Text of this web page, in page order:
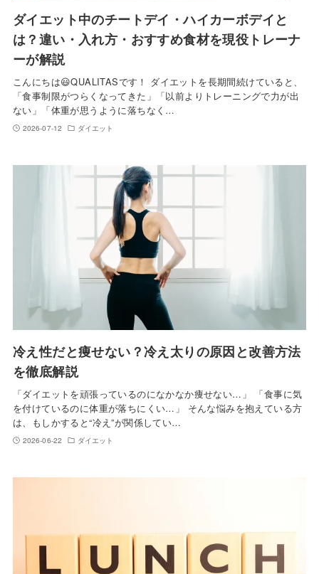
ダイエット中のチートデイ・ハイカーボデイと
は？違い・入れ方・おすすめ食材を現役トレーナ
ーが解説
こんにちは😃QUALITASです！ ダイエットを長期間続けていると、
「食事制限がつらくなってきた」「以前よりトレーニングで力が出
ない」「体重が思うように落ちなく…
2026-07-12 ダイエット
冷え性だと痩せない？冷え太りの原因と改善方法
を徹底解説
「ダイエットを頑張っているのになかなか痩せない…」 「食事に気
を付けているのに体重が落ちにくい…」 そんな悩みを抱えている方
は、もしかすると“冷え”が関係してい…
2026-06-22 ダイエット